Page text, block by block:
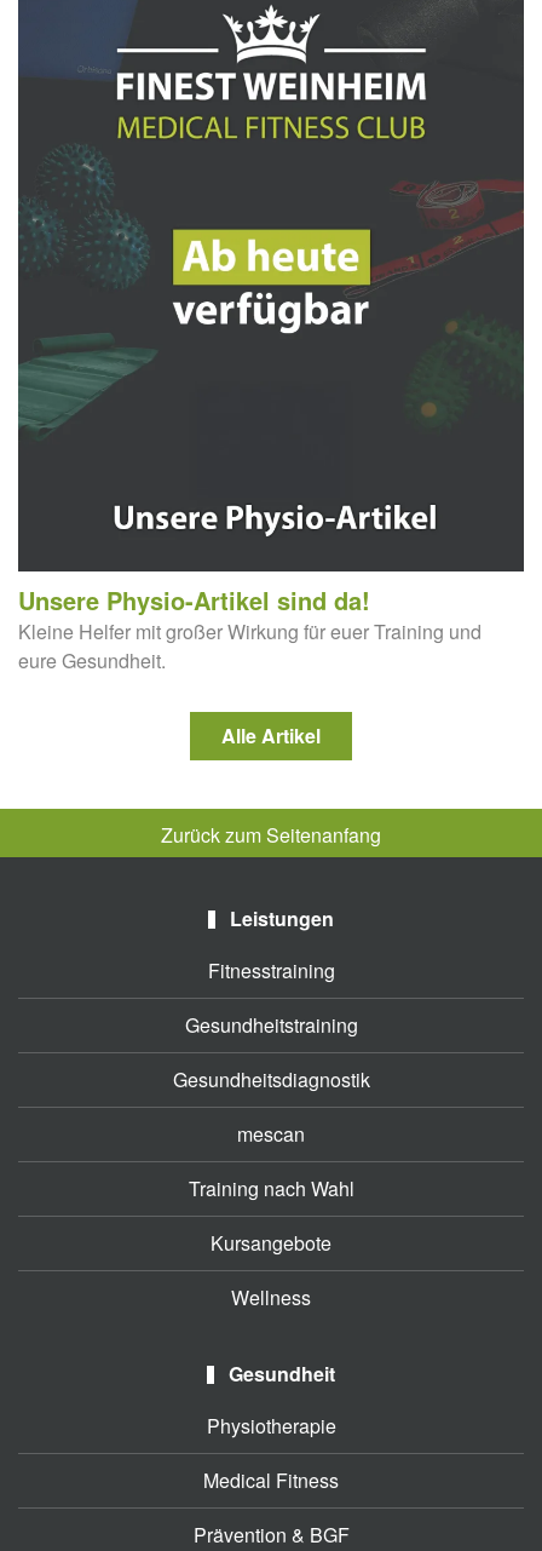
Unsere Physio-Artikel sind da!
Kleine Helfer mit großer Wirkung für euer Training und
eure Gesundheit.
Alle Artikel
Zurück zum Seitenanfang
Leistungen
Fitnesstraining
Gesundheitstraining
Gesundheitsdiagnostik
mescan
Training nach Wahl
Kursangebote
Wellness
Gesundheit
Physiotherapie
Medical Fitness
Prävention & BGF